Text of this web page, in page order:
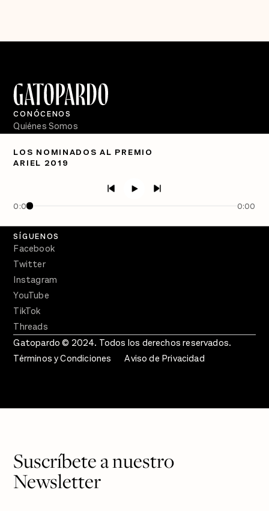
LOS NOMINADOS AL PREMIO
ARIEL 2019
0:00 0:00
CONÓCENOS
Quiénes Somos
PÓDCASTS
Crecer en Distopía
SÍGUENOS
Facebook
Twitter
Instagram
YouTube
TikTok
Threads
Gatopardo © 2024. Todos los derechos reservados.
Términos y Condiciones
Aviso de Privacidad
Suscríbete a nuestro
Newsletter